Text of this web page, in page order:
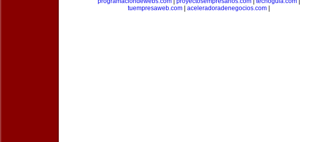
tuempresaweb.com
aceleradoradenegocios.com